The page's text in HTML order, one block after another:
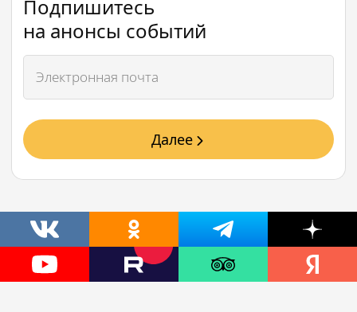
Подпишитесь
на анонсы событий
Далее